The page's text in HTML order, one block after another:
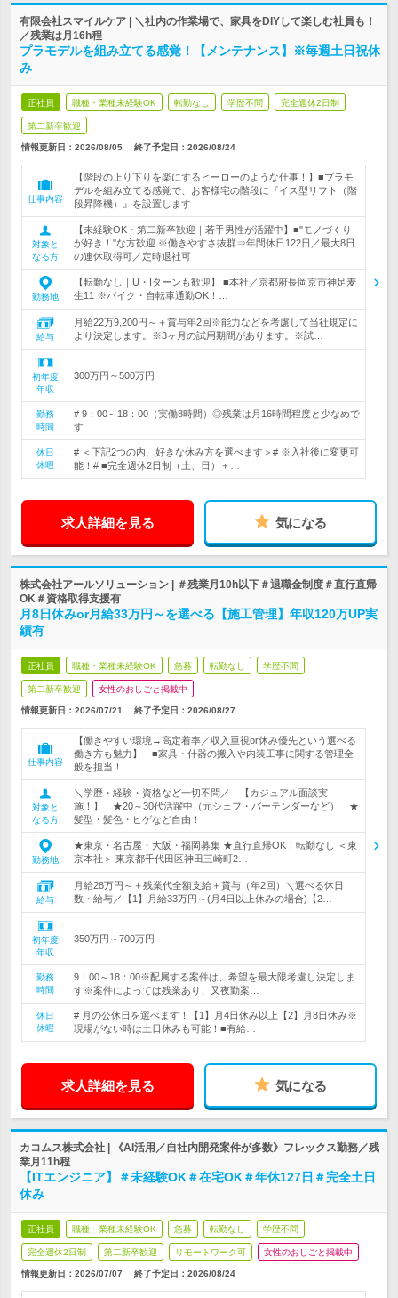
有限会社スマイルケア | ＼社内の作業場で、家具をDIYして楽しむ社員も！
／残業は月16h程
プラモデルを組み立てる感覚！【メンテナンス】※毎週土日祝休
み
正社員 職種・業種未経験OK 転勤なし 学歴不問 完全週休2日制
第二新卒歓迎
情報更新日：2026/08/05 終了予定日： 2026/08/24
仕事内容
【階段の上り下りを楽にするヒーローのような仕事！】■プラモ
デルを組み立てる感覚で、お客様宅の階段に『イス型リフト（階
段昇降機）』を設置します
対象と
なる方
【未経験OK・第二新卒歓迎｜若手男性が活躍中】■"モノづくり
が好き！"な方歓迎 ※働きやすさ抜群⇒年間休日122日／最大8日
の連休取得可／定時退社可
勤務地
【転勤なし｜U・Iターンも歓迎】 ■本社／京都府長岡京市神足麦
生11 ※バイク・自転車通勤OK！…
給与
月給22万9,200円～＋賞与年2回※能力などを考慮して当社規定に
より決定します。※3ヶ月の試用期間があります。※試…
初年度
年収
300万円～500万円
勤務
時間
# 9：00～18：00（実働8時間）◎残業は月16時間程度と少なめで
す
休日
休暇
# ＜下記2つの内、好きな休み方を選べます＞# ※入社後に変更可
能！# ■完全週休2日制（土、日）＋…
求人詳細を見る 気になる
株式会社アールソリューション | ＃残業月10h以下＃退職金制度＃直行直帰
OK＃資格取得支援有
月8日休みor月給33万円～を選べる【施工管理】年収120万UP実
績有
正社員 職種・業種未経験OK 急募 転勤なし 学歴不問
第二新卒歓迎 女性のおしごと掲載中
情報更新日：2026/07/21 終了予定日： 2026/08/27
仕事内容
【働きやすい環境→高定着率／収入重視or休み優先という選べる
働き方も魅力】 ■家具・什器の搬入や内装工事に関する管理全
般を担当！
対象と
なる方
＼学歴・経験・資格など一切不問／ 【カジュアル面談実
施！】 ★20～30代活躍中（元シェフ・バーテンダーなど） ★
髪型・髪色・ヒゲなど自由！
勤務地
★東京・名古屋・大阪・福岡募集 ★直行直帰OK！転勤なし ＜東
京本社＞ 東京都千代田区神田三崎町2…
給与
月給28万円～＋残業代全額支給＋賞与（年2回）＼選べる休日
数・給与／【1】月給33万円～(月4日以上休みの場合)【2…
初年度
年収
350万円～700万円
勤務
時間
9：00～18：00※配属する案件は、希望を最大限考慮し決定しま
す※案件によっては残業あり、又夜勤案…
休日
休暇
# 月の公休日を選べます！【1】月4日休み以上【2】月8日休み※
現場がない時は土日休みも可能！■有給…
求人詳細を見る 気になる
カコムス株式会社 | 《AI活用／自社内開発案件が多数》フレックス勤務／残
業月11h程
【ITエンジニア】＃未経験OK＃在宅OK＃年休127日＃完全土日
休み
正社員 職種・業種未経験OK 急募 転勤なし 学歴不問
完全週休2日制 第二新卒歓迎 リモートワーク可 女性のおしごと掲載中
情報更新日：2026/07/07 終了予定日： 2026/08/24